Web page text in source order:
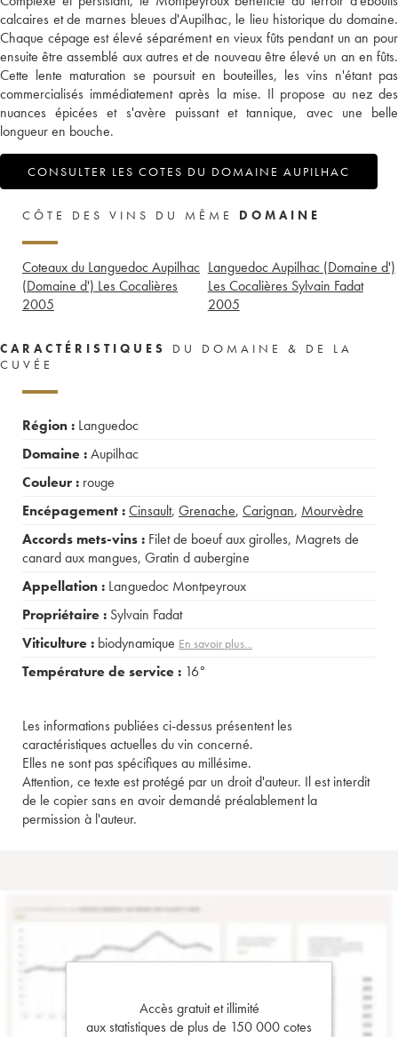
calcaires et de marnes bleues d'Aupilhac, le lieu historique du domaine.
Chaque cépage est élevé séparément en vieux fûts pendant un an pour
ensuite être assemblé aux autres et de nouveau être élevé un an en fûts.
Cette lente maturation se poursuit en bouteilles, les vins n'étant pas
commercialisés immédiatement après la mise. Il propose au nez des
nuances épicées et s'avère puissant et tannique, avec une belle
longueur en bouche.
CONSULTER LES COTES DU DOMAINE AUPILHAC
CÔTE DES VINS DU MÊME DOMAINE
Coteaux du Languedoc Aupilhac
(Domaine d') Les Cocalières
2005
Languedoc Aupilhac (Domaine d')
Les Cocalières Sylvain Fadat
2005
CARACTÉRISTIQUES
DU DOMAINE & DE LA
CUVÉE
Région : Languedoc
Domaine :Aupilhac
Couleur : rouge
Encépagement :Cinsault, Grenache, Carignan, Mourvèdre
Accords mets-vins : Filet de boeuf aux girolles, Magrets de
canard aux mangues, Gratin d aubergine
Appellation : Languedoc Montpeyroux
Propriétaire : Sylvain Fadat
Viticulture : biodynamique En savoir plus...
Température de service : 16°
Les informations publiées ci-dessus présentent les
caractéristiques actuelles du vin concerné.
Elles ne sont pas spécifiques au millésime.
Attention, ce texte est protégé par un droit d'auteur. Il est interdit
de le copier sans en avoir demandé préalablement la
permission à l'auteur.
Accès gratuit et illimité
aux statistiques de plus de 150 000 cotes